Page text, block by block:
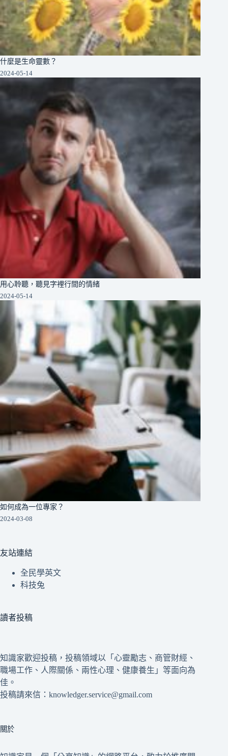
什麼是生命靈數？
2024-05-14
用心聆聽，聽見字裡行間的情緒
2024-05-14
如何成為一位專家？
2024-03-08
友站連結
全民學英文
科技兔
讀者投稿
知識家歡迎投稿，投稿領域以「心靈勵志、商管財經、
職場工作、人際關係、兩性心理、健康養生」等面向為
佳。
投稿請來信：knowledger.service@gmail.com
關於